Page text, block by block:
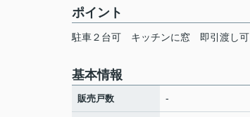
ポイント
駐車２台可 キッチンに窓 即引渡し可
基本情報
販売戸数 -